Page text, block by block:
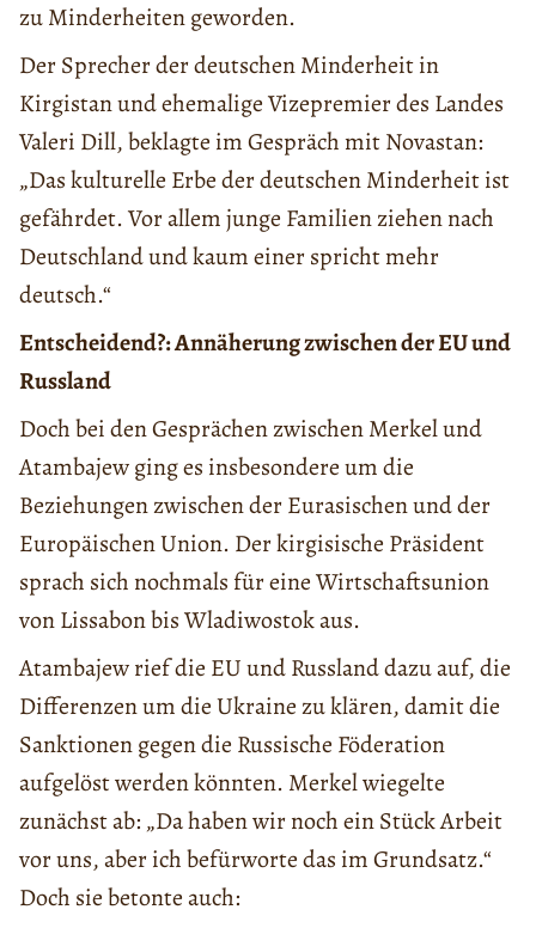
zu Minderheiten geworden.
Der Sprecher der deutschen Minderheit in
Kirgistan und ehemalige Vizepremier des Landes
Valeri Dill, beklagte im Gespräch mit Novastan:
„Das kulturelle Erbe der deutschen Minderheit ist
gefährdet. Vor allem junge Familien ziehen nach
Deutschland und kaum einer spricht mehr
deutsch.“
Entscheidend?: Annäherung zwischen der EU und
Russland
Doch bei den Gesprächen zwischen Merkel und
Atambajew ging es insbesondere um die
Beziehungen zwischen der Eurasischen und der
Europäischen Union. Der kirgisische Präsident
sprach sich nochmals für eine Wirtschaftsunion
von Lissabon bis Wladiwostok aus.
Atambajew rief die EU und Russland dazu auf, die
Differenzen um die Ukraine zu klären, damit die
Sanktionen gegen die Russische Föderation
aufgelöst werden könnten. Merkel wiegelte
zunächst ab: „Da haben wir noch ein Stück Arbeit
vor uns, aber ich befürworte das im Grundsatz.“
Doch sie betonte auch: